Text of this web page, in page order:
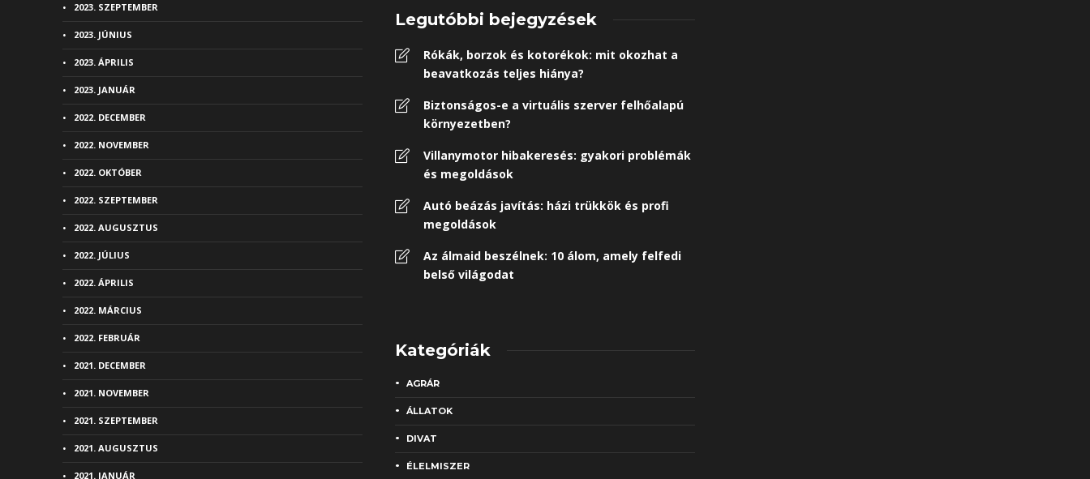
2023. SZEPTEMBER
2023. JÚNIUS
2023. ÁPRILIS
2023. JANUÁR
2022. DECEMBER
2022. NOVEMBER
2022. OKTÓBER
2022. SZEPTEMBER
2022. AUGUSZTUS
2022. JÚLIUS
2022. ÁPRILIS
2022. MÁRCIUS
2022. FEBRUÁR
2021. DECEMBER
2021. NOVEMBER
2021. SZEPTEMBER
2021. AUGUSZTUS
2021. JANUÁR
Legutóbbi bejegyzések
Rókák, borzok és kotorékok: mit okozhat a
beavatkozás teljes hiánya?
Biztonságos-e a virtuális szerver felhőalapú
környezetben?
Villanymotor hibakeresés: gyakori problémák
és megoldások
Autó beázás javítás: házi trükkök és profi
megoldások
Az álmaid beszélnek: 10 álom, amely felfedi
belső világodat
Kategóriák
AGRÁR
ÁLLATOK
DIVAT
ÉLELMISZER